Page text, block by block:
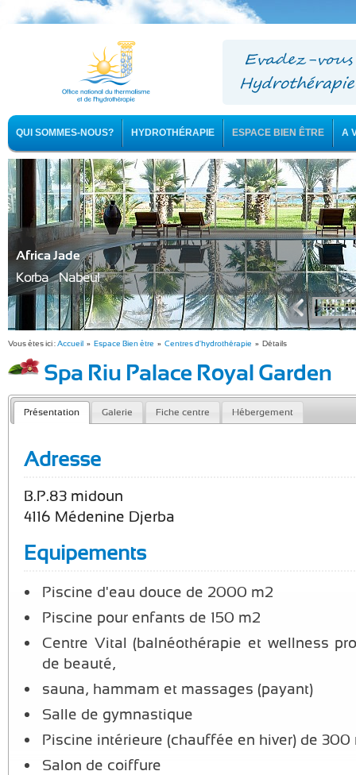
QUI SOMMES-NOUS? HYDROTHÉRAPIE ESPACE BIEN ÊTRE A
Africa Jade
Korba - Nabeul
Vous êtes ici :Accueil » Espace Bien être » Centres d'hydrothérapie » Détails
Spa Riu Palace Royal Garden
Présentation Galerie Fiche centre Hébergement
Adresse
B.P.83 midoun
4116 Médenine Djerba
Equipements
Piscine d'eau douce de 2000 m2
Piscine pour enfants de 150 m2
Centre Vital (balnéothérapie et wellness
de beauté,
sauna, hammam et massages (payant)
Salle de gymnastique
Piscine intérieure (chauffée en hiver) de 300
Salon de coiffure